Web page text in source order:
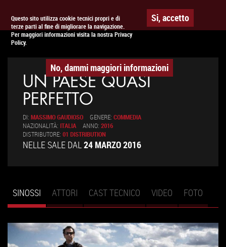
Questo sito utilizza cookie tecnici propri e di
terze parti al fine di migliorare la navigazione.
Per maggiori informazioni visita la nostra Privacy
Policy.
Si, accetto
No, dammi maggiori informazioni
APPUNTAMENTO AL CINEMA
UN PAESE QUASI
PERFETTO
DI: MASSIMO GAUDIOSO GENERE: COMMEDIA
NAZIONALITÀ: ITALIA ANNO: 2016
DISTRIBUTORE: 01 DISTRIBUTION
NELLE SALE DAL24 MARZO 2016
Schede primarie
SINOSSI (SCHEDA
ATTIVA)
ATTORI CAST TECNICO VIDEO FOTO